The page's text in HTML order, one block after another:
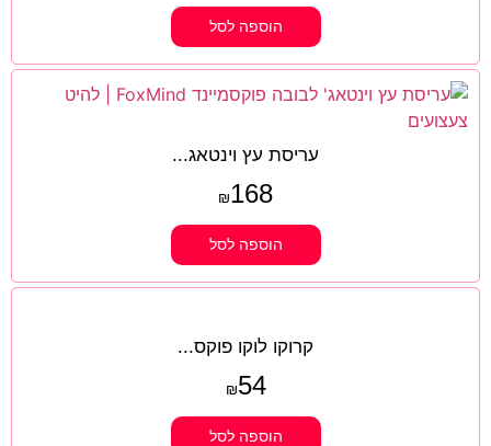
הוספה לסל
עריסת עץ וינטאג...
₪168
הוספה לסל
קרוקו לוקו פוקס...
₪54
הוספה לסל